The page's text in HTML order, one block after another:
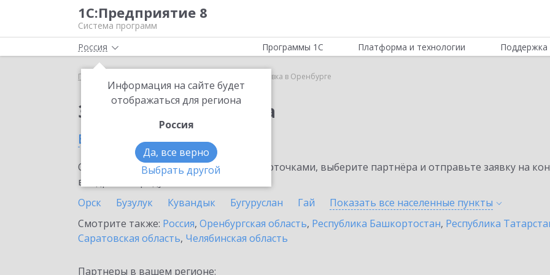
1С:Предприятие 8
Система программ
Россия
Информация на сайте будет
отображаться для региона
Россия
Да, все верно
Выбрать другой
Программы 1С Платформа и технологии Поддержка
Главная 1С:Доставка в Оренбурге
Заказать 1С:Доставка
в Оренбурге
Ознакомьтесь с информационными карточками, выберите партнёра и отправьте заявку на
внедрение продукта.
Орск
Бузулук Кувандык Бугуруслан Гай Показать все населенные пункты
Смотрите также: Россия, Оренбургская область, Республика Башкортостан, Республика
Саратовская область, Челябинская область
Партнеры в вашем регионе: